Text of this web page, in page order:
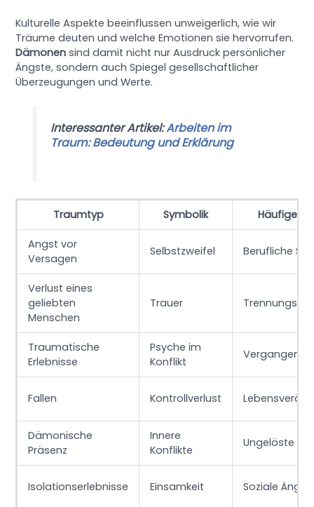
Kulturelle Aspekte beeinflussen unweigerlich, wie wir
Träume deuten und welche Emotionen sie hervorrufen.
Dämonen sind damit nicht nur Ausdruck persönlicher
Ängste, sondern auch Spiegel gesellschaftlicher
Überzeugungen und Werte.
Interessanter Artikel:Arbeiten im
Traum: Bedeutung und Erklärung
Traumtyp Symbolik Häufige
Angst vor
Versagen
Selbstzweifel Berufliche
Verlust eines
geliebten
Menschen
Trauer
Traumatische
Erlebnisse
Psyche im
Konflikt
Fallen Kontrollverlust
Dämonische
Präsenz
Innere
Konflikte
Ungelöste
Isolationserlebnisse Einsamkeit Soziale